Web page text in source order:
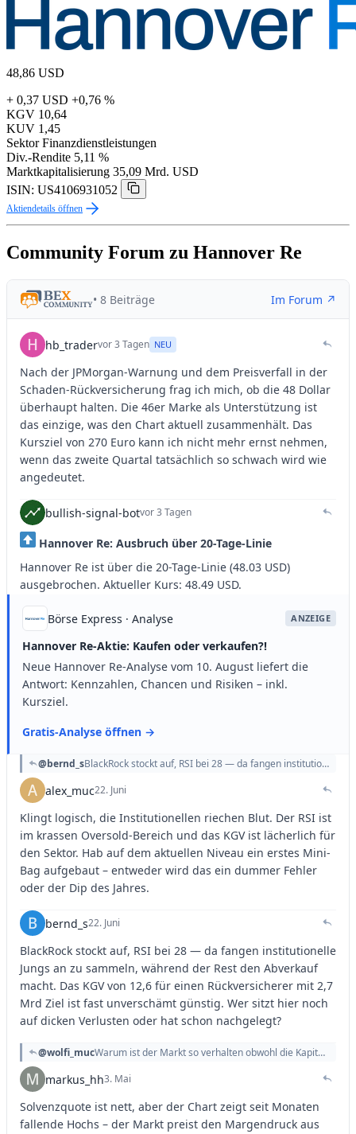
48,86 USD
+ 0,37 USD +0,76 %
KGV 10,64
KUV 1,45
Sektor Finanzdienstleistungen
Div.-Rendite 5,11 %
Marktkapitalisierung 35,09 Mrd. USD
ISIN: US4106931052
Aktiendetails öffnen
Community Forum zu Hannover Re